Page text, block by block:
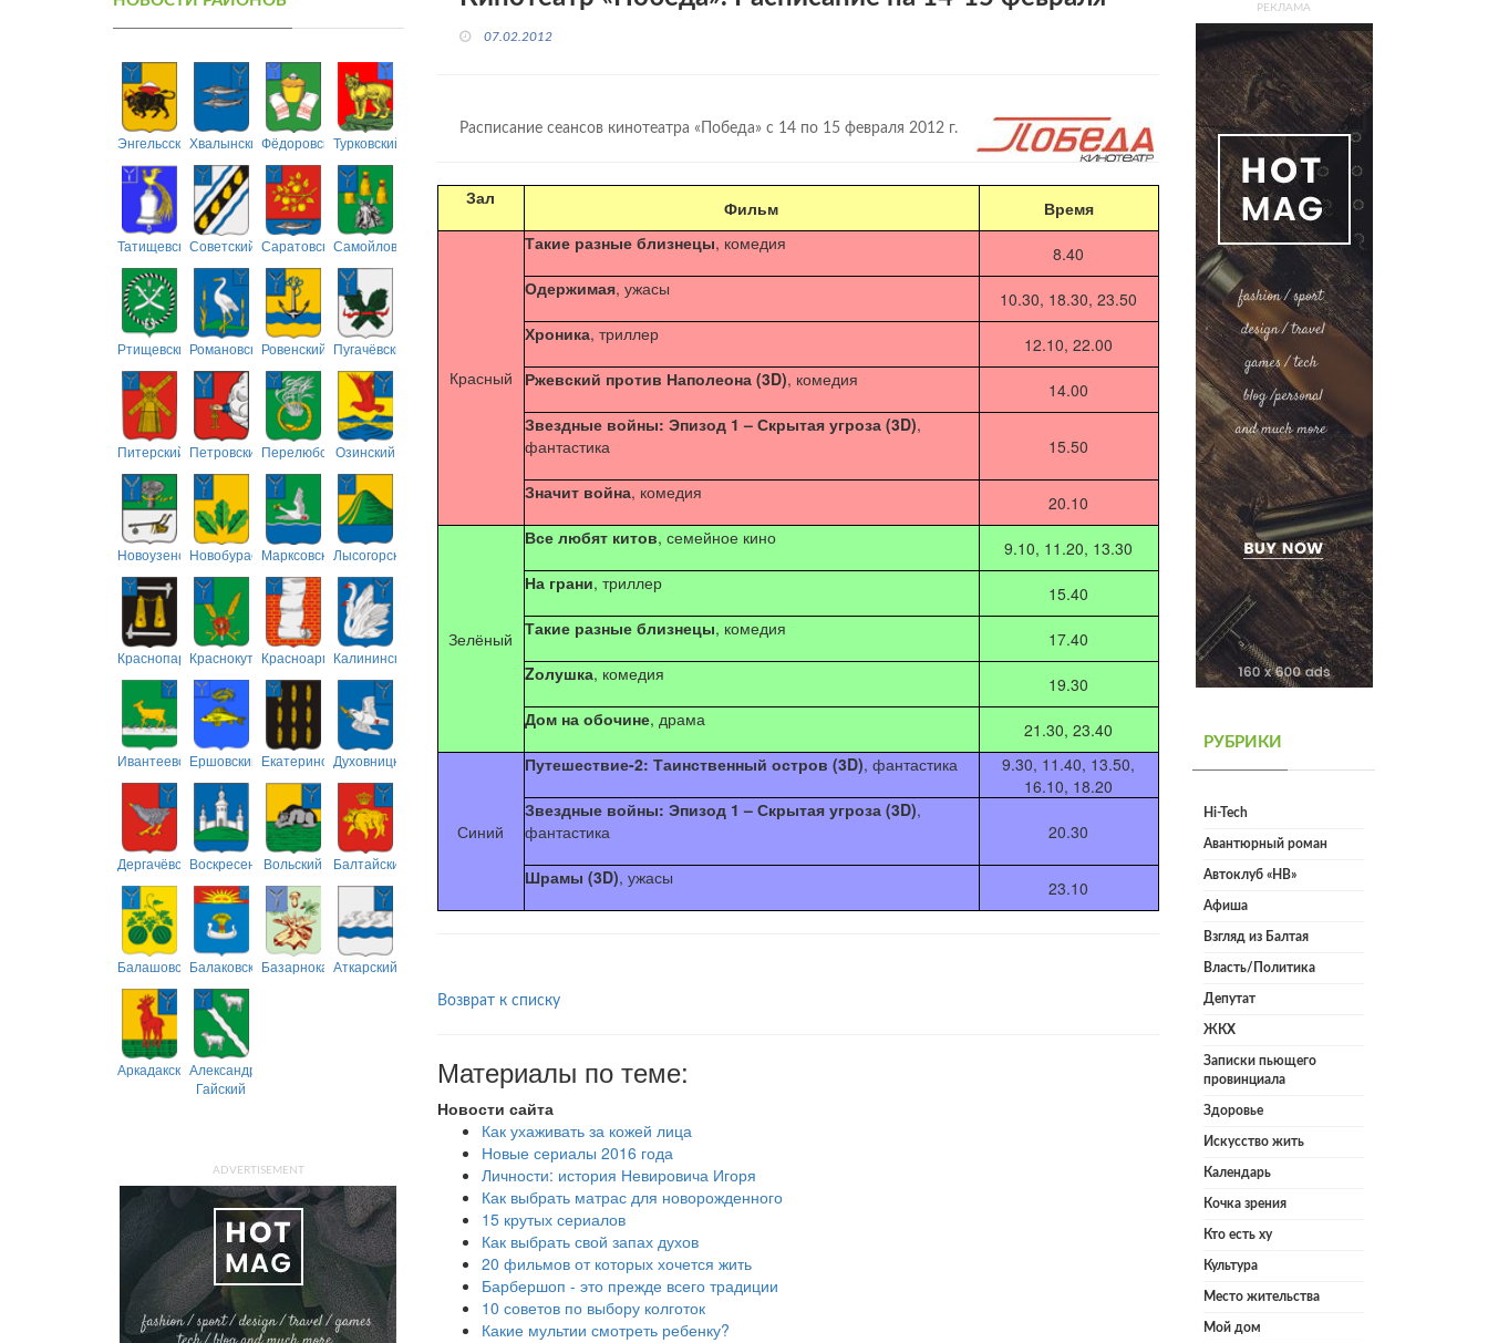
ЭнгельсскийХвалынскийФёдоровскийТурковский
ТатищевскийСоветский СаратовскийСамойловский
РтищевскийРомановскийРовенский Пугачёвский
Питерский ПетровскийПерелюбскийОзинский
НовоузенскийНовобурасскийМарксовскийЛысогорский
Краснопартизанский
КраснокутскийКрасноармейский
Калининский
ИвантеевскийЕршовский ЕкатериновскийДуховницкий
ДергачёвскийВоскресенскийВольский Балтайский
БалашовскийБалаковскийБазарнокарабулакский
Аткарский
АркадакскийАлександрово-
Гайский
ADVERTISEMENT
07.02.2012
Расписание сеансов кинотеатра «Победа» с 14 по 15 февраля 2012 г.
Зал Фильм Время
Красный
Такие разные близнецы, комедия
8.40
Одержимая, ужасы
10.30, 18.30, 23.50
Хроника, триллер
12.10, 22.00
Ржевский против Наполеона (3D), комедия
14.00
Звездные войны: Эпизод 1 – Скрытая угроза (3D),
фантастика
15.50
Значит война, комедия 20.10
Зелёный
Все любят китов, семейное кино
9.10, 11.20, 13.30
На грани, триллер
15.40
Такие разные близнецы, комедия
17.40
Zолушка, комедия
19.30
Дом на обочине, драма 21.30, 23.40
Синий
Путешествие-2: Таинственный остров (3D), фантастика
9.30, 11.40, 13.50,
16.10, 18.20
Звездные войны: Эпизод 1 – Скрытая угроза (3D),
фантастика
20.30
Шрамы (3D), ужасы 23.10
Возврат к списку
Материалы по теме:
Новости сайта
Как ухаживать за кожей лица
Новые сериалы 2016 года
Личности: история Невировича Игоря
Как выбрать матрас для новорожденного
15 крутых сериалов
Как выбрать свой запах духов
20 фильмов от которых хочется жить
Барбершоп - это прежде всего традиции
10 советов по выбору колготок
Какие мультии смотреть ребенку?
РЕКЛАМА
РУБРИКИ
Hi-Tech
Авантюрный роман
Автоклуб «НВ»
Афиша
Взгляд из Балтая
Власть/Политика
Депутат
ЖКХ
Записки пьющего
провинциала
Здоровье
Искусство жить
Календарь
Кочка зрения
Кто есть ху
Культура
Место жительства
Мой дом